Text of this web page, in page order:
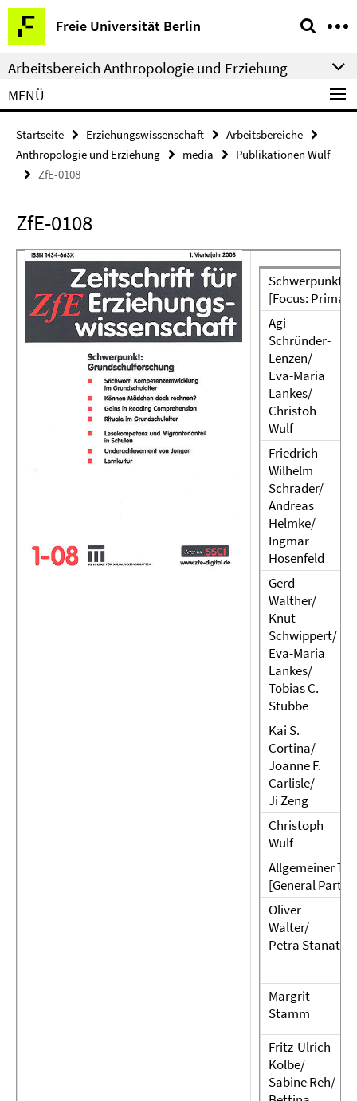
Springe
direkt
zu
Inhalt
Freie Universität Berlin
Service-
Navigation
Arbeitsbereich Anthropologie und Erziehung
MENÜ
Startseite Erziehungswissenschaft
Arbeitsbereiche
Anthropologie und Erziehung
media
Publikationen Wulf
ZfE-0108
ZfE-0108
Schwerpunkt:
[Focus:
Agi
Schründer-
Lenzen/
Eva-Maria
Lankes/
Christoh
Wulf
Friedrich-
Wilhelm
Schrader/
Andreas
Helmke/
Ingmar
Hosenfeld
Gerd
Walther/
Knut
Schwippert/
Eva-Maria
Lankes/
Tobias C.
Stubbe
Kai S.
Cortina/
Joanne F.
Carlisle/
Ji Zeng
Christoph
Wulf
Allgemeiner Teil
[General Part]
Oliver
Walter/
Petra Stanat
Margrit
Stamm
Fritz-Ulrich
Kolbe/
Sabine Reh/